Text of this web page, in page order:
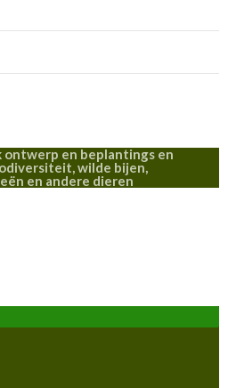
en beplantings en
wilde bijen,
en andere dieren